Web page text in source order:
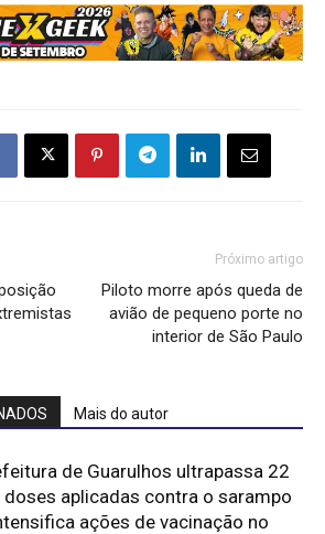
Próximo artigo
Piloto morre após queda de
avião de pequeno porte no
interior de São Paulo
Mais do autor
de Guarulhos ultrapassa 22
doses aplicadas contra o sarampo
ações de vacinação no